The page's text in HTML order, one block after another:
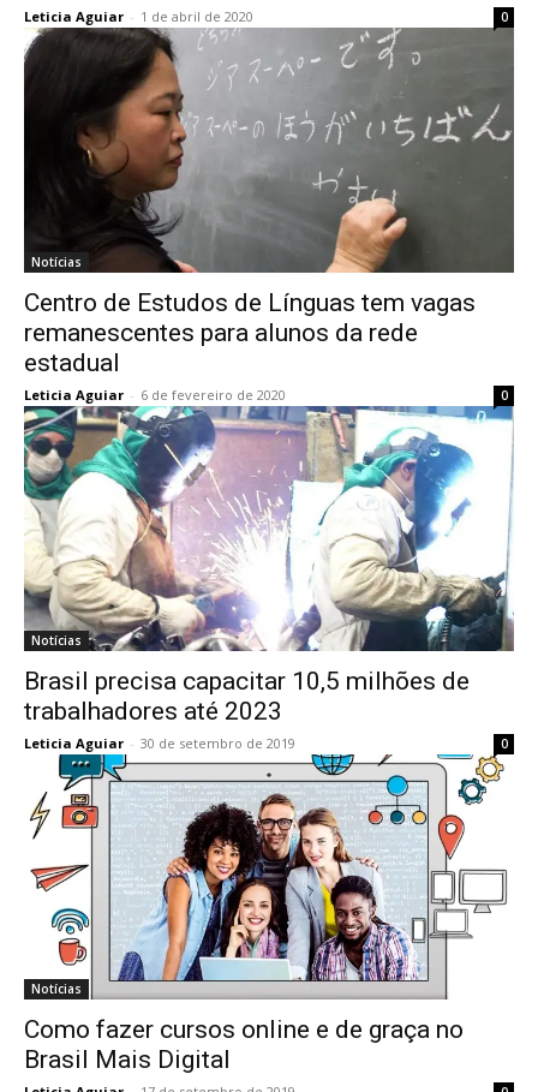
Leticia Aguiar - 1 de abril de 2020 0
Notícias
Centro de Estudos de Línguas tem vagas
remanescentes para alunos da rede
estadual
Leticia Aguiar - 6 de fevereiro de 2020 0
Notícias
Brasil precisa capacitar 10,5 milhões de
trabalhadores até 2023
Leticia Aguiar - 30 de setembro de 2019 0
Notícias
Como fazer cursos online e de graça no
Brasil Mais Digital